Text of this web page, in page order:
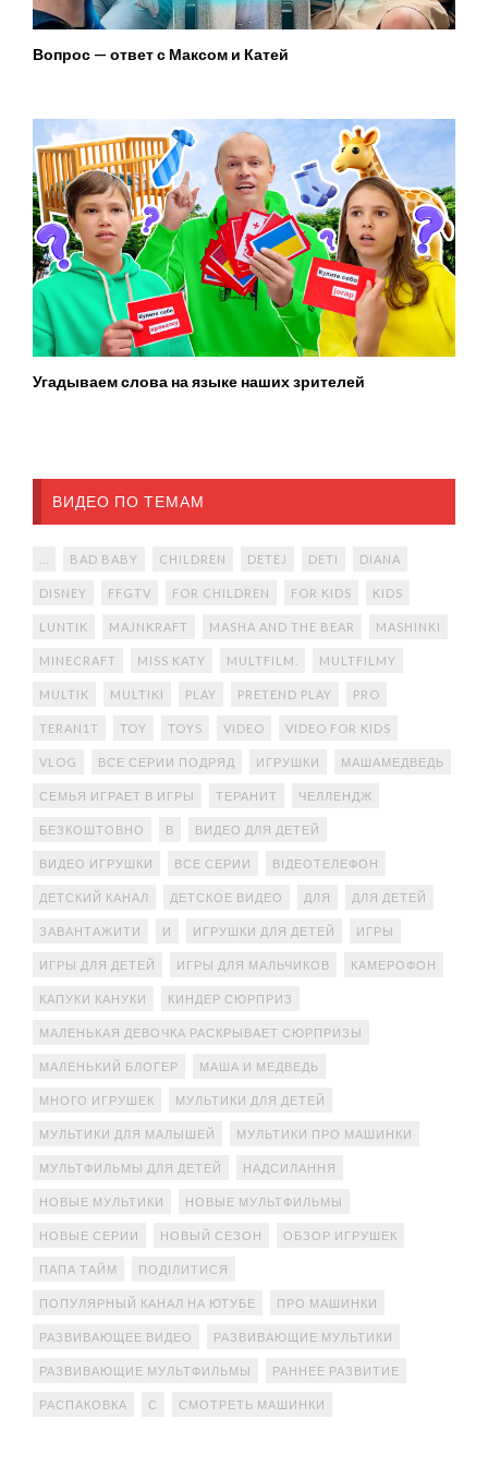
Вопрос — ответ с Максом и Катей
Угадываем слова на языке наших зрителей
ВИДЕО ПО ТЕМАМ
BAD BABY CHILDREN DETEJ DETI DIANA
DISNEY FFGTV FOR CHILDREN FOR KIDS KIDS
LUNTIK MAJNKRAFT MASHA AND THE BEAR MASHINKI
MINECRAFT MISS KATY MULTFILM. MULTFILMY
MULTIK MULTIKI PLAY PRETEND PLAY PRO
TERAN1T TOY TOYS VIDEO VIDEO FOR KIDS
VLOG ВСЕ СЕРИИ ПОДРЯД ИГРУШКИ МАШАМЕДВЕДЬ
СЕМЬЯ ИГРАЕТ В ИГРЫ ТЕРАНИТ ЧЕЛЛЕНДЖ
БЕЗКОШТОВНО В ВИДЕО ДЛЯ ДЕТЕЙ
ВИДЕО ИГРУШКИ ВСЕ СЕРИИ ВІДЕОТЕЛЕФОН
ДЕТСКИЙ КАНАЛ ДЕТСКОЕ ВИДЕО ДЛЯ ДЛЯ ДЕТЕЙ
ЗАВАНТАЖИТИ И ИГРУШКИ ДЛЯ ДЕТЕЙ ИГРЫ
ИГРЫ ДЛЯ ДЕТЕЙ ИГРЫ ДЛЯ МАЛЬЧИКОВ КАМЕРОФОН
КАПУКИ КАНУКИ КИНДЕР СЮРПРИЗ
МАЛЕНЬКАЯ ДЕВОЧКА РАСКРЫВАЕТ СЮРПРИЗЫ
МАЛЕНЬКИЙ БЛОГЕР МАША И МЕДВЕДЬ
МНОГО ИГРУШЕК МУЛЬТИКИ ДЛЯ ДЕТЕЙ
МУЛЬТИКИ ДЛЯ МАЛЫШЕЙ МУЛЬТИКИ ПРО МАШИНКИ
МУЛЬТФИЛЬМЫ ДЛЯ ДЕТЕЙ НАДСИЛАННЯ
НОВЫЕ МУЛЬТИКИ НОВЫЕ МУЛЬТФИЛЬМЫ
НОВЫЕ СЕРИИ НОВЫЙ СЕЗОН ОБЗОР ИГРУШЕК
ПАПА ТАЙМ ПОДІЛИТИСЯ
ПОПУЛЯРНЫЙ КАНАЛ НА ЮТУБЕ ПРО МАШИНКИ
РАЗВИВАЮЩЕЕ ВИДЕО РАЗВИВАЮЩИЕ МУЛЬТИКИ
РАЗВИВАЮЩИЕ МУЛЬТФИЛЬМЫ РАННЕЕ РАЗВИТИЕ
РАСПАКОВКА С СМОТРЕТЬ МАШИНКИ